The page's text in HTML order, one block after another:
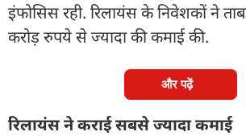
इंफोसिस रही. रिलायंस के निवेशकों ने
करोड़ रुपये से ज्यादा की कमाई की.
और पढ़ें
रिलायंस ने कराई सबसे ज्यादा कमाई